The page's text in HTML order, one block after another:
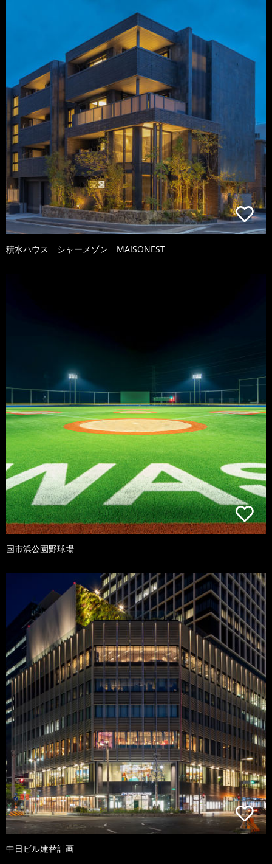
積水ハウス シャーメゾン MAISONEST
国市浜公園野球場
中日ビル建替計画